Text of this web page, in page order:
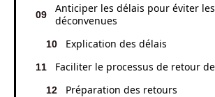
Anticiper les délais pour éviter les
déconvenues
Explication des délais
Faciliter le processus de retour
Préparation des retours